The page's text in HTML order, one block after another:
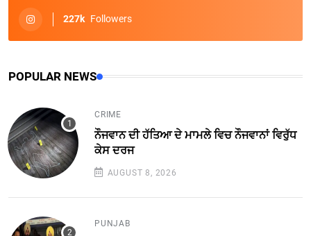
227k Followers
POPULAR NEWS
CRIME
ਨੌਜਵਾਨ ਦੀ ਹੱਤਿਆ ਦੇ ਮਾਮਲੇ ਵਿਚ ਨੌਜਵਾਨਾਂ ਵਿਰੁੱਧ
ਕੇਸ ਦਰਜ
AUGUST 8, 2026
PUNJAB